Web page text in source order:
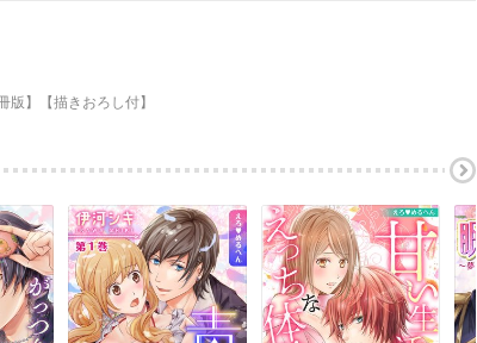
】【描きおろし付】